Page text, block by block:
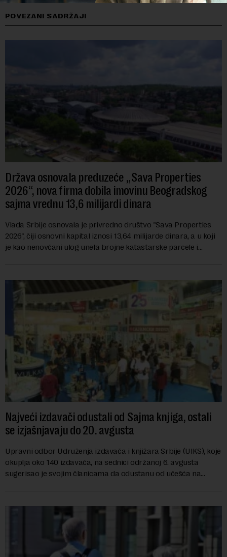
POVEZANI SADRŽAJI
Država osnovala preduzeće „Sava Properties
2026“, nova firma dobila imovinu Beogradskog
sajma vrednu 13,6 milijardi dinara
Vlada Srbije osnovala je privredno društvo "Sava Properties
2026", čiji osnovni kapital iznosi 13,64 milijarde dinara, a u koji
je kao nenovčani ulog unela brojne katastarske parcele i
Najveći izdavači odustali od Sajma knjiga, ostali
se izjašnjavaju do 20. avgusta
Upravni odbor Udruženja izdavača i knjižara Srbije (UIKS), koje
okuplja oko 140 izdavača, na sednici održanoj 6. avgusta
sugerisao je svojim članicama da odustanu od učešća na